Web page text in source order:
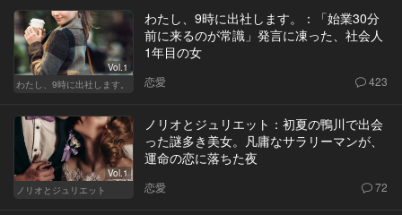
Vol.1
わたし、9時に出社します。
わたし、9時に出社します。：「始業30分
前に来るのが常識」発言に凍った、社会人
1年目の女
恋愛 423
Vol.1
ノリオとジュリエット
ノリオとジュリエット：初夏の鴨川で出会
った謎多き美女。凡庸なサラリーマンが、
運命の恋に落ちた夜
恋愛 72